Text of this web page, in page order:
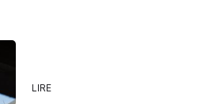
LIRE